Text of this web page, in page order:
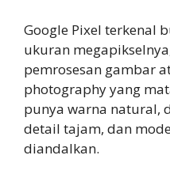
Google Pixel terkenal
ukuran
pemrosesan gambar
photography yang
punya warna natural,
detail tajam, dan
diandalkan.